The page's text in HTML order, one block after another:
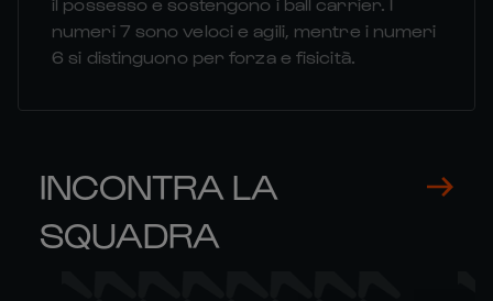
numeri 7 sono veloci e agili, mentre i numeri
6 si distinguono per forza e fisicità.
INCONTRA LA
SQUADRA